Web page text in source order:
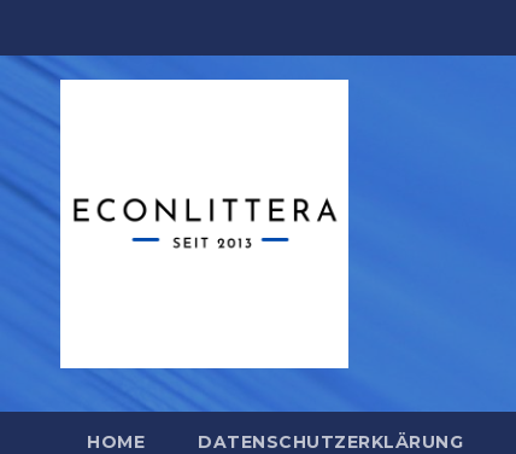
Inhalt
springen
HOME DATENSCHUTZERKLÄRUNG